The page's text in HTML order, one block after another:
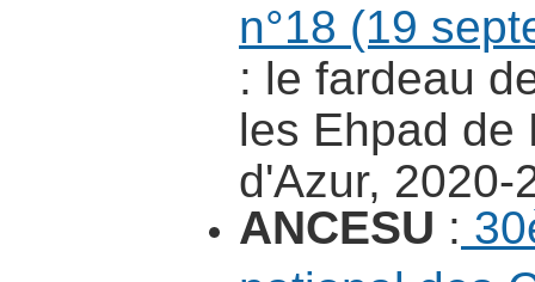
n°18 (19
: le fardeau
les Ehpad de
d'Azur, 2020-
ANCESU :